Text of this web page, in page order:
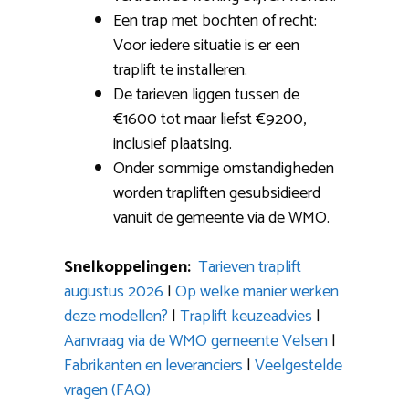
Een trap met bochten of recht:
Voor iedere situatie is er een
traplift te installeren.
De tarieven liggen tussen de
€1600 tot maar liefst €9200,
inclusief plaatsing.
Onder sommige omstandigheden
worden trapliften gesubsidieerd
vanuit de gemeente via de WMO.
Snelkoppelingen: Tarieven traplift
augustus 2026 |Op welke manier werken
deze modellen? |Traplift keuzeadvies |
Aanvraag via de WMO gemeente Velsen|
Fabrikanten en leveranciers |Veelgestelde
vragen (FAQ)